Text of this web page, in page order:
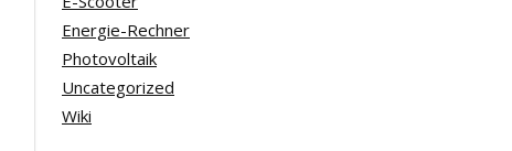
Energie-Rechner
Photovoltaik
Uncategorized
Wiki